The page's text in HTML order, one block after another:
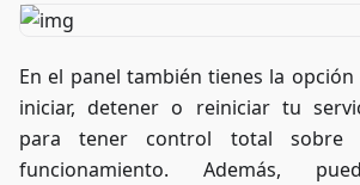
En el panel también tienes la opción
iniciar, detener o reiniciar tu
para tener control total sobre
funcionamiento. Además,